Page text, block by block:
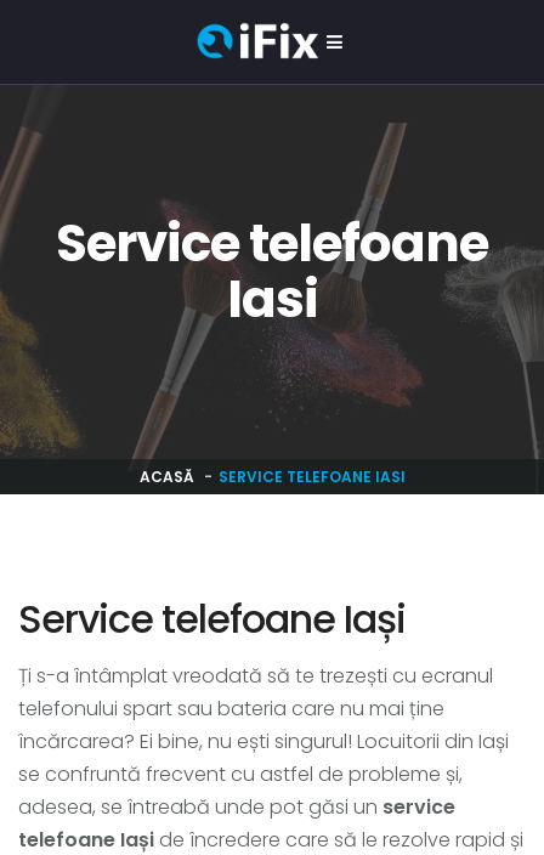
Service telefoane
Iasi
ACASĂ SERVICE TELEFOANE IASI
Service telefoane Iași
Ți s-a întâmplat vreodată să te trezești cu ecranul
telefonului spart sau bateria care nu mai ține
încărcarea? Ei bine, nu ești singurul! Locuitorii din Iași
se confruntă frecvent cu astfel de probleme și,
adesea, se întreabă unde pot găsi un service
telefoane Iași de încredere care să le rezolve rapid și